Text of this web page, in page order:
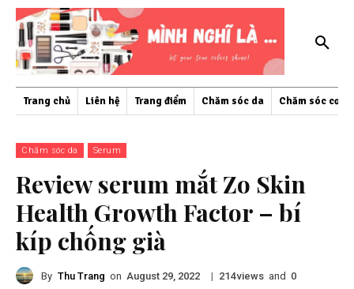
Trang chủ Liên hệ Trang điểm Chăm sóc da Chăm sóc cơ
Chăm sóc da Serum
Review serum mắt Zo Skin
Health Growth Factor – bí
kíp chống già
By Thu Trang on August 29, 2022 | 214views and 0